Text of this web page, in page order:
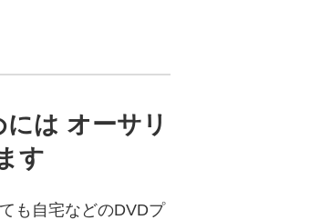
は オーサリ
す
も自宅などのDVDプ